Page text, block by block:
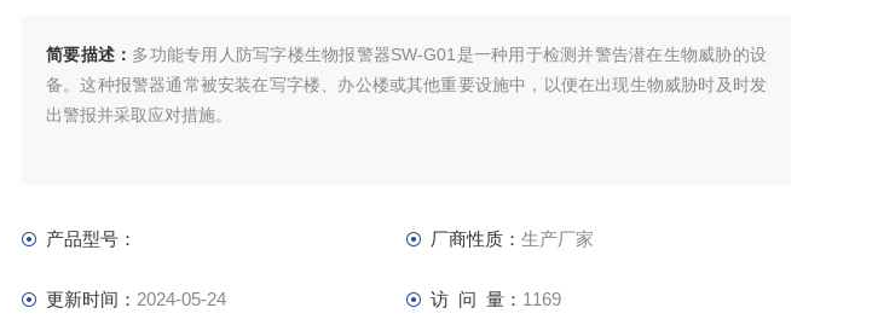
简要描述： 多功能专用人防写字楼生物报警器SW-G01是一种用于检测并警告潜在生物威胁的设
备。这种报警器通常被安装在写字楼、办公楼或其他重要设施中，以便在出现生物威胁时及时发
出警报并采取应对措施。
产品型号： 厂商性质： 生产厂家
更新时间： 2024-05-24 访 问 量： 1169